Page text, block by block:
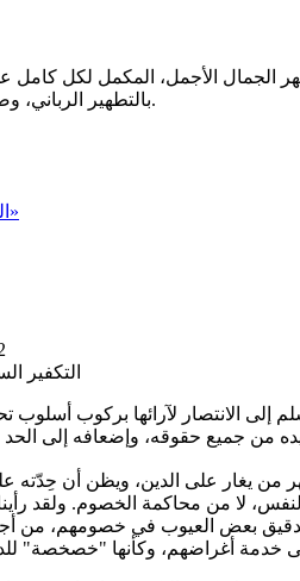
الأجمل، المكمل لكل كامل
بالتطهير الرباني، وصحابته المشرفين بالشهود العياني؛ وسلم من أثر شهود نفوسنا صلاتنا عليه تسليما. والحمد لله المنعم المفضل حمدا عميما.
»
التكفير
لا من محاكمة الخصوم. ولقد
بعض العيوب في خصومهم، من أجل